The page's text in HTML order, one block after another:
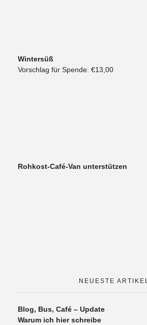
Wintersüß
Vorschlag für Spende: €13,00
Rohkost-Café-Van unterstützen
NEUESTE ARTIKEL
Blog, Bus, Café – Update
Warum ich hier schreibe